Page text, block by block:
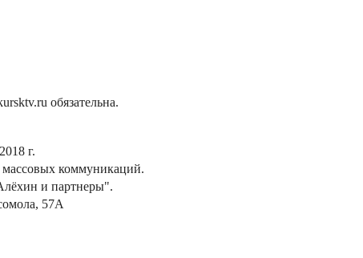
обязательна.
г.
коммуникаций.
и партнеры".
57А